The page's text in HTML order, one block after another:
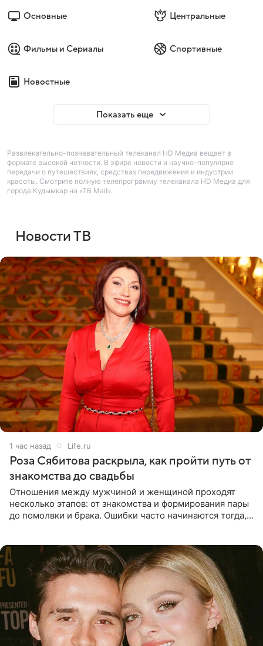
Основные Центральные
Фильмы и Сериалы Спортивные
Новостные
Показать еще
Развлекательно-познавательный телеканал HD Медиа вещает в
формате высокой четкости. В эфире новости и научно-популярне
передачи о путешествиях, средствах передвижения и индустрии
красоты. Смотрите полную телепрограмму телеканала HD Медиа для
города Кудымкар на «ТВ Mail».
Новости ТВ
1 час назад Life.ru
Роза Сябитова раскрыла, как пройти путь от
знакомства до свадьбы
Отношения между мужчиной и женщиной проходят
несколько этапов: от знакомства и формирования пары
до помолвки и брака. Ошибки часто начинаются тогда,